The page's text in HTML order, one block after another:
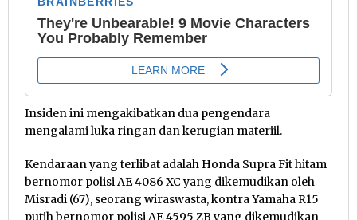
Insiden ini mengakibatkan dua pengendara
mengalami luka ringan dan kerugian materiil.
Kendaraan yang terlibat adalah Honda Supra Fit hitam
bernomor polisi AE 4086 XC yang dikemudikan oleh
Misradi (67), seorang wiraswasta, kontra Yamaha R15
putih bernomor polisi AE 4595 ZB yang dikemudikan